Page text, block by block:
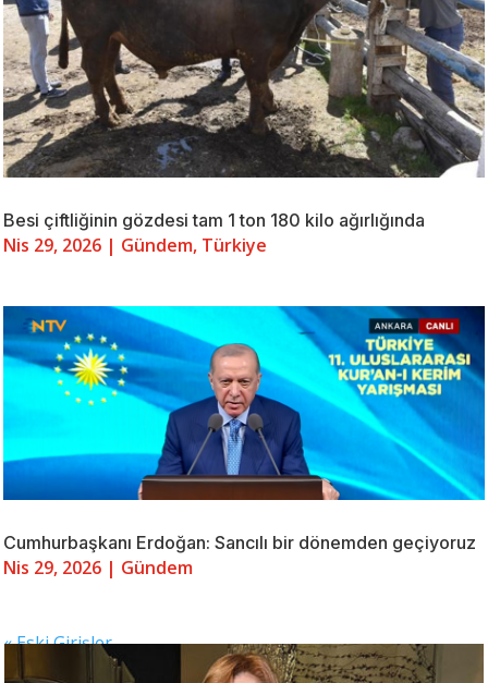
Besi çiftliğinin gözdesi tam 1 ton 180 kilo ağırlığında
Nis 29, 2026 | Gündem, Türkiye
Cumhurbaşkanı Erdoğan: Sancılı bir dönemden geçiyoruz
Nis 29, 2026 | Gündem
« Eski Girişler